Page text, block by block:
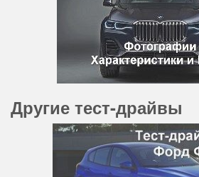
Другие тест-драйвы